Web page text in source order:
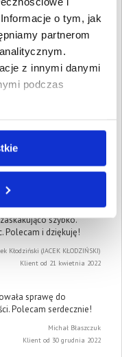
o tym, jak
partnerom
z innymi danymi
podczas
Pani mecenas
potrzeby i
podejmowała próby
w ramach mediacji.
Ewa Durlak, dała sobie
Ryszard Góra
szybko.
Polecam i dziękuję!
Kłodziński (JACEK KŁODZIŃSKI)
Klient od 21 kwietnia 2022
sprawę do
Polecam serdecznie!
Michał Błaszczuk
Klient od 30 grudnia 2022